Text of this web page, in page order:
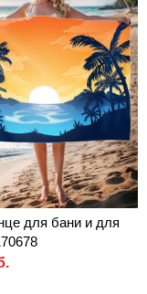
для бани и для